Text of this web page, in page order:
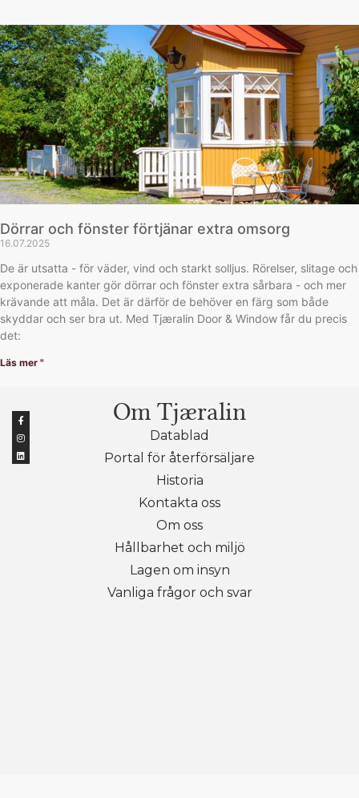
Dörrar och fönster förtjänar extra omsorg
16.07.2025
De är utsatta - för väder, vind och starkt solljus. Rörelser, slitage och
exponerade kanter gör dörrar och fönster extra sårbara - och mer
krävande att måla. Det är därför de behöver en färg som både
skyddar och ser bra ut. Med Tjæralin Door & Window får du precis
det:
Läs mer "
Om Tjæralin
Datablad
Portal för återförsäljare
Historia
Kontakta oss
Om oss
Hållbarhet och miljö
Lagen om insyn
Vanliga frågor och svar